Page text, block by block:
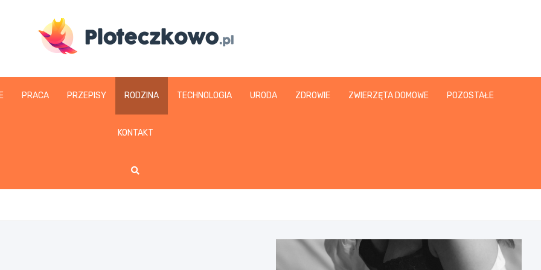
www.ploteczkowo.pl
PRACA PRZEPISY RODZINA TECHNOLOGIA URODA ZDROWIE ZWIERZĘTA DOMOWE POZOSTAŁE
KONTAKT